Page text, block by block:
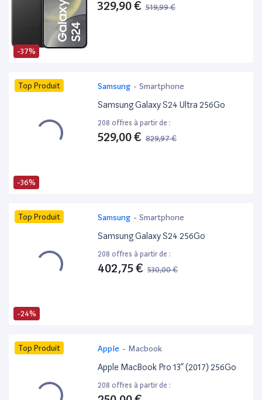
-37%
329,90 € 519,99 €
-36%
Top Produit Samsung - Smartphone
Samsung Galaxy S24 Ultra 256Go
208 offres à partir de :
529,00 € 829,97 €
-24%
Top Produit Samsung - Smartphone
Samsung Galaxy S24 256Go
208 offres à partir de :
402,75 € 530,00 €
Top Produit Apple - Macbook
Apple MacBook Pro 13” (2017) 256Go
208 offres à partir de :